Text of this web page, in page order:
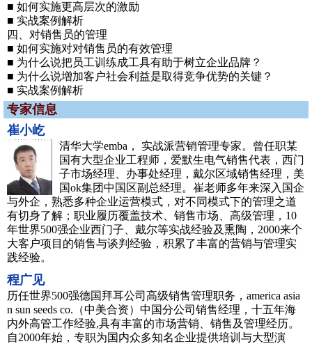
■ 如何实施更高层次的激励
■ 实战案例解析
四、对销售员的管理
■ 如何实施对对销售员的有效管理
■ 为什么说把员工训练成工具有助于树立企业品牌？
■ 为什么说增加客户社会利益是取得竞争优势的关键？
■ 实战案例解析
专家信息
崔小屹
清华大学emba， 实战派营销管理专家。曾任职某
国有大型企业工程师，爱默生电气销售代表，西门
子市场经理、办事处经理，戴尔区域销售经理，美
国ok集团中国区副总经理。崔老师多年来深入国企
与外企，熟悉多种企业运营模式，对不同模式下的管理之道
有切身了解；职业履历覆盖技术、销售市场、高级管理，10
年世界500强企业西门子、戴尔等实战经验及熏陶，2000来个
大客户项目的销售与谈判经验，积累了丰富的营销与管理实
践经验。
程广见
历任世界500强德国拜耳公司高级销售管理职务，america asia
n sun seeds co.（中美合资）中国分公司销售经理，十五年海
内外高管工作经验,具有丰富的市场营销、销售及管理经历。
自2000年始，专职为国内众多知名企业提供培训与大型演